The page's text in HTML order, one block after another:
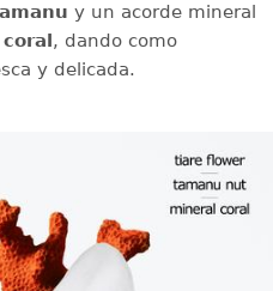
y un acorde mineral
, dando como
y delicada.